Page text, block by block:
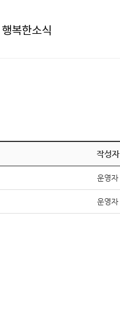
행복한소식
작성자
운영자
운영자